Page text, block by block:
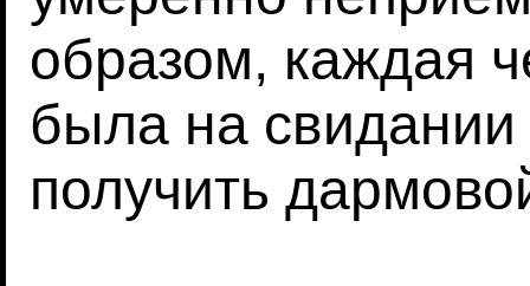
образом, каждая
была на свидании
получить